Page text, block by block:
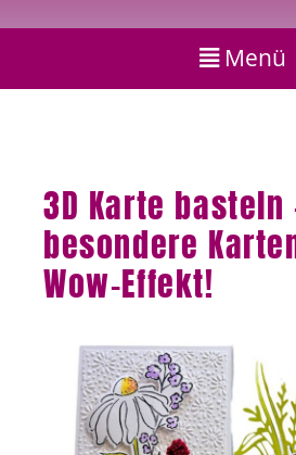
3D Karte basteln
besondere
Wow-Effekt!